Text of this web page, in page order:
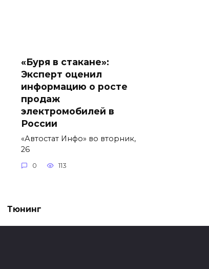
«Буря в стакане»:
Эксперт оценил
информацию о росте
продаж
электромобилей в
России
«Автостат Инфо» во вторник,
26
0 113
Тюнинг